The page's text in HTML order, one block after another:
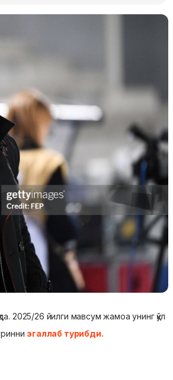
2025/26 йилги мавсум жамоа унинг қўл
эгаллаб турибди.